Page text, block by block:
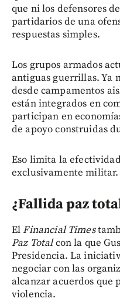
que ni los defensores
partidarios de una
respuestas simples.
Los grupos armados
antiguas guerrillas. Ya
desde campamentos
están integrados en
participan en
de apoyo construidas
Eso limita la
exclusivamente militar.
¿Fallida paz
ElFinancial Times
Paz Totalcon la que
Presidencia. La
negociar con las
alcanzar acuerdos
violencia.